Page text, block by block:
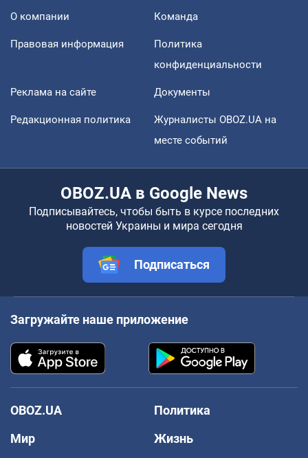
О компании Команда
Правовая информация
Политика
конфиденциальности
Реклама на сайте Документы
Редакционная политика
Журналисты OBOZ.UA на
месте событий
OBOZ.UA в Google News
Подписывайтесь, чтобы быть в курсе последних
новостей Украины и мира сегодня
Подписаться
Загружайте наше приложение
OBOZ.UA
Политика
Мир
Жизнь